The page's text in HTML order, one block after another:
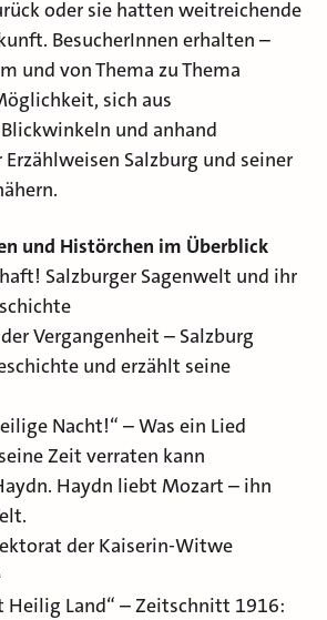
oder sie hatten weitreichende
BesucherInnen erhalten –
und von Thema zu Thema
sich aus
und anhand
Salzburg und seiner
und Histörchen im Überblick
Salzburger Sagenwelt und ihr
Vergangenheit – Salzburg
und erzählt seine
Nacht!“ – Was ein Lied
Zeit verraten kann
Haydn liebt Mozart – ihn
der Kaiserin-Witwe
Heilig Land“ – Zeitschnitt 1916: